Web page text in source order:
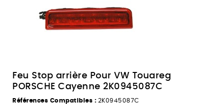
Feu Stop arrière Pour VW Touareg
PORSCHE Cayenne 2K0945087C
Références Compatibles : 2K0945087C